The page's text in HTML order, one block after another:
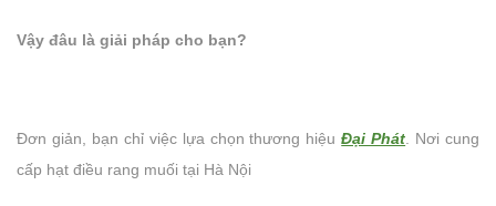
Vậy đâu là giải pháp cho bạn?
Đơn giản, bạn chỉ việc lựa chọn thương hiệuĐại Phát. Nơi cung
cấp hạt điều rang muối tại Hà Nội